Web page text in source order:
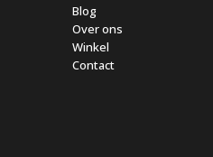
Blog
Over ons
Winkel
Contact